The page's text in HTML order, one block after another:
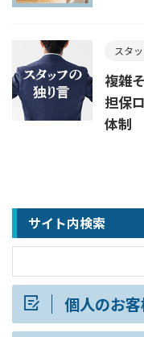
スタ
複雑
担保
体制
サイト内検索
個人のお